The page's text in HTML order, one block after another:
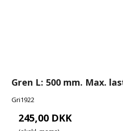
Gren L: 500 mm. Max.
Gri1922
245,00 DKK